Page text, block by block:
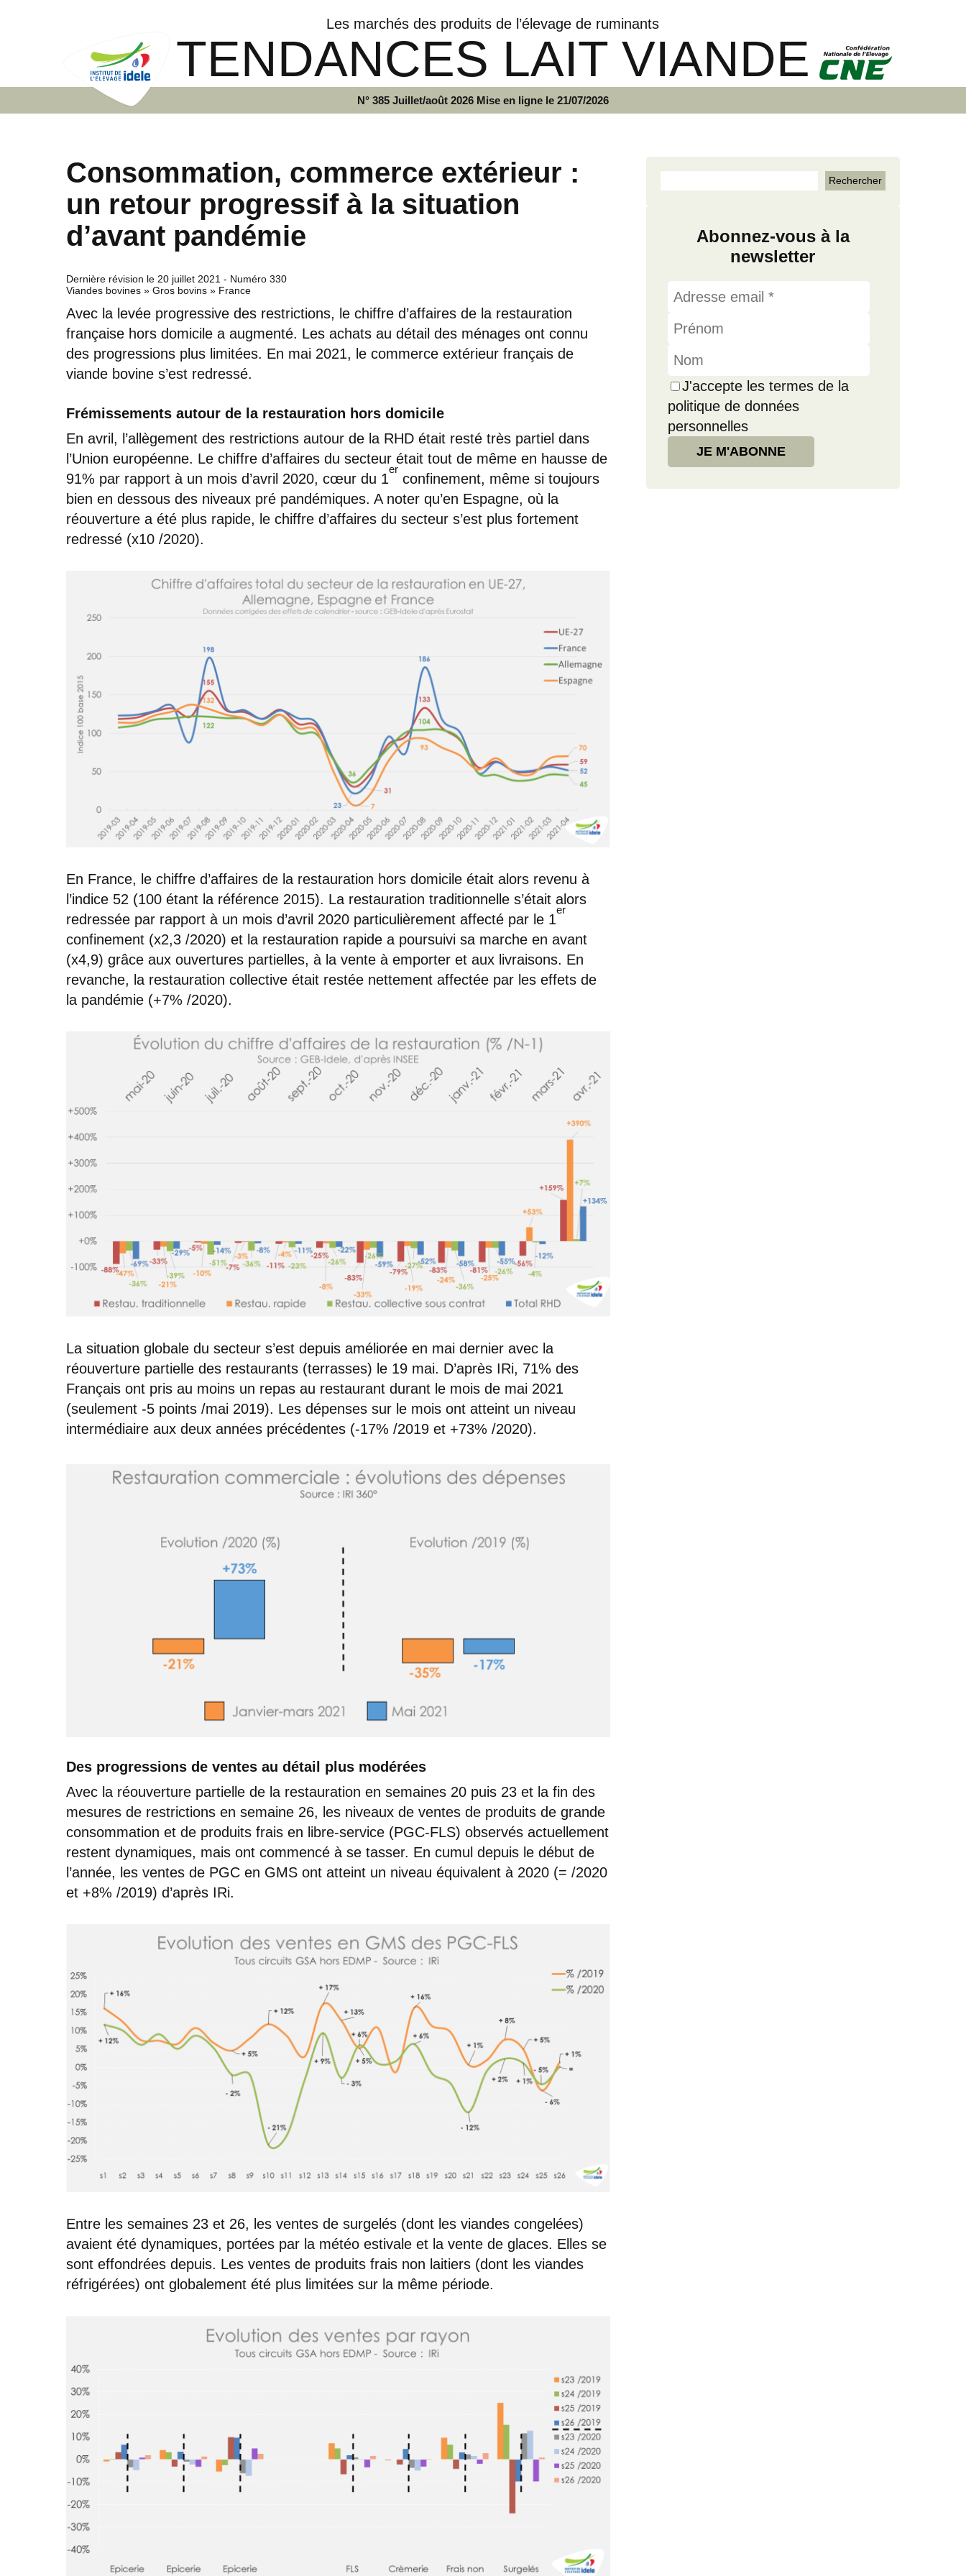
Les marchés des produits de l’élevage de ruminants
TENDANCES LAIT VIANDE
N° 385 Juillet/août 2026 Mise en ligne le 21/07/2026
Consommation, commerce extérieur :
un retour progressif à la situation
d’avant pandémie
Dernière révision le 20 juillet 2021 - Numéro 330
Viandes bovines » Gros bovins » France
Avec la levée progressive des restrictions, le chiffre d’affaires de la restauration
française hors domicile a augmenté. Les achats au détail des ménages ont connu
des progressions plus limitées. En mai 2021, le commerce extérieur français de
viande bovine s’est redressé.
Frémissements autour de la restauration hors domicile
En avril, l’allègement des restrictions autour de la RHD était resté très partiel dans
l’Union européenne. Le chiffre d’affaires du secteur était tout de même en hausse de
91% par rapport à un mois d’avril 2020, cœur du 1
er
confinement, même si toujours
bien en dessous des niveaux pré pandémiques. A noter qu’en Espagne, où la
réouverture a été plus rapide, le chiffre d’affaires du secteur s’est plus fortement
redressé (x10 /2020).
En France, le chiffre d’affaires de la restauration hors domicile était alors revenu à
l’indice 52 (100 étant la référence 2015). La restauration traditionnelle s’était alors
redressée par rapport à un mois d’avril 2020 particulièrement affecté par le 1
er
confinement (x2,3 /2020) et la restauration rapide a poursuivi sa marche en avant
(x4,9) grâce aux ouvertures partielles, à la vente à emporter et aux livraisons. En
revanche, la restauration collective était restée nettement affectée par les effets de
la pandémie (+7% /2020).
La situation globale du secteur s’est depuis améliorée en mai dernier avec la
réouverture partielle des restaurants (terrasses) le 19 mai. D’après IRi, 71% des
Français ont pris au moins un repas au restaurant durant le mois de mai 2021
(seulement -5 points /mai 2019). Les dépenses sur le mois ont atteint un niveau
intermédiaire aux deux années précédentes (-17% /2019 et +73% /2020).
Des progressions de ventes au détail plus modérées
Avec la réouverture partielle de la restauration en semaines 20 puis 23 et la fin des
mesures de restrictions en semaine 26, les niveaux de ventes de produits de grande
consommation et de produits frais en libre-service (PGC-FLS) observés actuellement
restent dynamiques, mais ont commencé à se tasser. En cumul depuis le début de
l’année, les ventes de PGC en GMS ont atteint un niveau équivalent à 2020 (= /2020
et +8% /2019) d’après IRi.
Entre les semaines 23 et 26, les ventes de surgelés (dont les viandes congelées)
avaient été dynamiques, portées par la météo estivale et la vente de glaces. Elles se
sont effondrées depuis. Les ventes de produits frais non laitiers (dont les viandes
réfrigérées) ont globalement été plus limitées sur la même période.
Abonnez-vous à la
newsletter
J'accepte les termes de la
politique de données
personnelles